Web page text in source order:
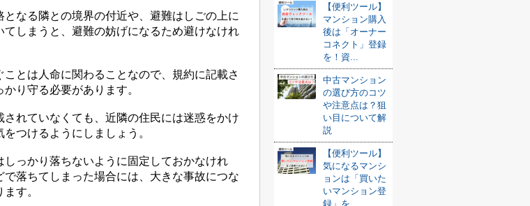
となる隣との境界の付近や、避難はしごの上に
てしまうと、避難の妨げになるため避けなけれ
ことは人命に関わることなので、規約に記載さ
り守る必要があります。
されていなくても、近隣の住民には迷惑をかけ
つけるようにしましょう。
しっかり落ちないように固定しておかなけれ
で落ちてしまった場合には、大きな事故につな
す。
【便利ツール】
マンション購入
後は「オーナー
コネクト」登録
を！資...
中古マンション
の選び方のコツ
や注意点は？狙
い目について解
説
【便利ツール】
気になるマンシ
ョンは「買いた
いマンション登
録」を...